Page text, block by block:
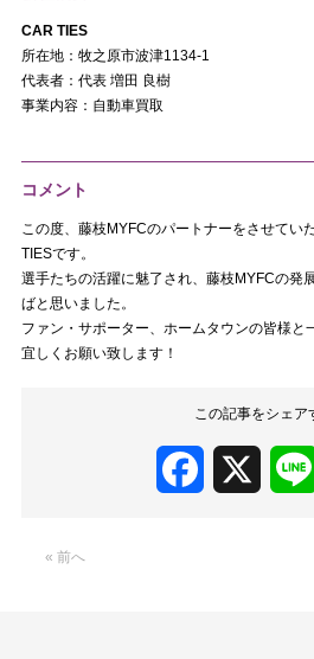
CAR TIES
所在地：牧之原市波津1134-1
代表者：代表 増田 良樹
事業内容：自動車買取
コメント
この度、藤枝MYFCのパートナーをさせてい
TIESです。
選手たちの活躍に魅了され、藤枝MYFCの発
ばと思いました。
ファン・サポーター、ホームタウンの皆様と
宜しくお願い致します！
この記事をシェア
Facebook
« 前へ